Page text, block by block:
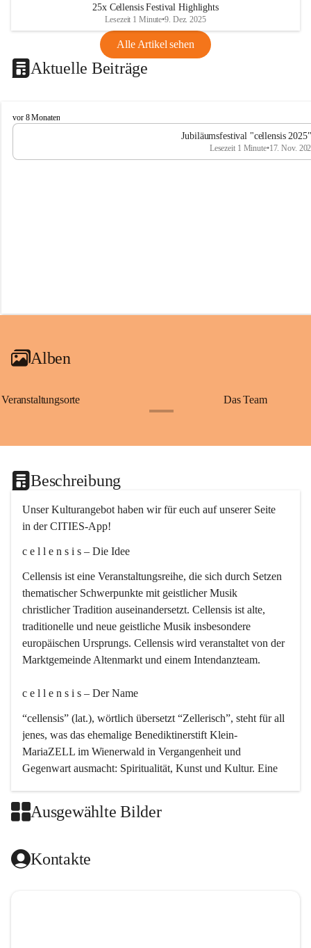
25x Cellensis Festival Highlights
Lesezeit 1 Minute•9. Dez. 2025
Alle Artikel sehen
Aktuelle Beiträge
C
e
l
vor 8 Monaten
Jubiläumsfestival "cellensis
Lesezeit 1 Minute•17. Nov.
Alben
Veranstaltungsorte Das Team
Beschreibung
Unser Kulturangebot haben wir für euch auf unserer Seite
in der CITIES-App!
c e l l e n s i s – Die Idee
Cellensis ist eine Veranstaltungsreihe, die sich durch Setzen
thematischer Schwerpunkte mit geistlicher Musik
christlicher Tradition auseinandersetzt. Cellensis ist alte,
traditionelle und neue geistliche Musik insbesondere
europäischen Ursprungs. Cellensis wird veranstaltet von der
Marktgemeinde Altenmarkt und einem Intendanzteam.
c e l l e n s i s – Der Name
“cellensis” (lat.), wörtlich übersetzt “Zellerisch”, steht für all
jenes, was das ehemalige Benediktinerstift Klein-
MariaZELL im Wienerwald in Vergangenheit und
Gegenwart ausmacht: Spiritualität, Kunst und Kultur. Eine
Kirchenmusik, dem kunstvollen Lob Gottes.
Das kirchenmusikalische Festival Cellensis wird seit dem
Ausgewählte Bilder
Kontakte